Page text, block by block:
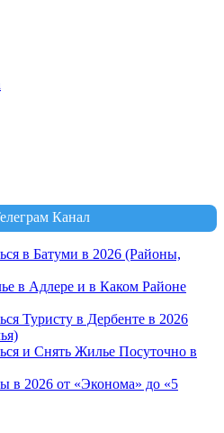
Канал
в Батуми в 2026 (Районы,
в Адлере и в Каком Районе
Туристу в Дербенте в 2026
и Снять Жилье Посуточно в
в 2026 от «Эконома» до «5